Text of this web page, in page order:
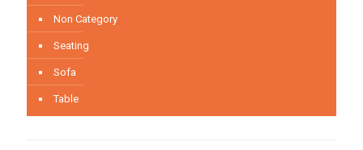
Non Category
Seating
Sofa
Table